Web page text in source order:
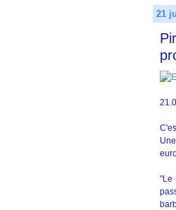
21
"Le